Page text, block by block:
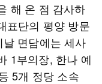
해 온 점 감사하
표단의 평양 방문
면담에는 세사
1부의장, 한나 예
5개 정당 소속